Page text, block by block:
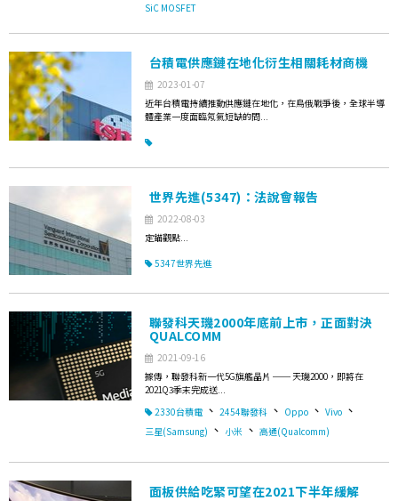
SiC MOSFET
台積電供應鏈在地化衍生相關耗材商機
2023-01-07
近年台積電持續推動供應鏈在地化，在烏俄戰爭後，全球半導
體產業一度面臨氖氣短缺的問...
世界先進(5347)：法說會報告
2022-08-03
定錨觀點...
5347世界先進
聯發科天璣2000年底前上市，正面對決
QUALCOMM
2021-09-16
據傳，聯發科新一代5G旗艦晶片 ── 天璣2000，即將在
2021Q3季末完成送...
2330台積電 、 2454聯發科 、 Oppo 、 Vivo 、
三星(Samsung) 、 小米 、 高通(Qualcomm)
面板供給吃緊可望在2021下半年緩解